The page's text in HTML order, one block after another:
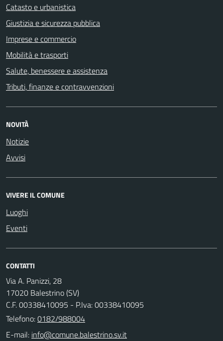
Catasto e urbanistica
Giustizia e sicurezza pubblica
Imprese e commercio
Mobilità e trasporti
Salute, benessere e assistenza
Tributi, finanze e contravvenzioni
NOVITÀ
Notizie
Avvisi
VIVERE IL COMUNE
Luoghi
Eventi
CONTATTI
Via A. Panizzi, 28
17020 Balestrino (SV)
C.F. 00338410095 - P.Iva: 00338410095
Telefono:0182/988004
E-mail: